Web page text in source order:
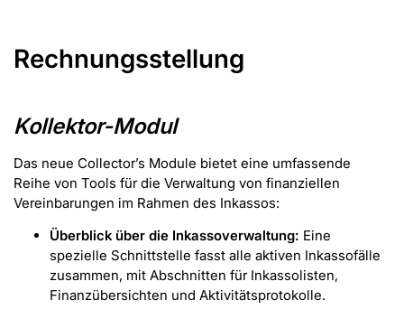
Rechnungsstellung
Kollektor-Modul
Das neue Collector’s Module bietet eine umfassende
Reihe von Tools für die Verwaltung von finanziellen
Vereinbarungen im Rahmen des Inkassos:
Überblick über die Inkassoverwaltung: Eine
spezielle Schnittstelle fasst alle aktiven Inkassofälle
zusammen, mit Abschnitten für Inkassolisten,
Finanzübersichten und Aktivitätsprotokolle.